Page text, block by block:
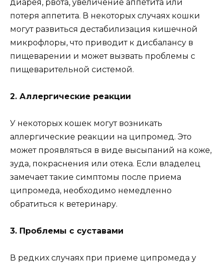
диарея, рвота, увеличение аппетита или
потеря аппетита. В некоторых случаях кошки
могут развиться дестабилизация кишечной
микрофлоры, что приводит к дисбалансу в
пищеварении и может вызвать проблемы с
пищеварительной системой.
2. Аллергические реакции
У некоторых кошек могут возникать
аллергические реакции на ципромед. Это
может проявляться в виде высыпаний на коже,
зуда, покраснения или отека. Если владелец
замечает такие симптомы после приема
ципромеда, необходимо немедленно
обратиться к ветеринару.
3. Проблемы с суставами
В редких случаях при приеме ципромеда у